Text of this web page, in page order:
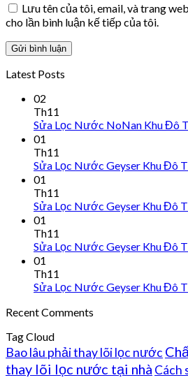
Lưu tên của tôi, email, và trang
cho lần bình luận kế tiếp của tôi.
Latest Posts
02
Th11
Sửa Lọc Nước NoNan Khu Đô
01
Th11
Sửa Lọc Nước Geyser Khu Đô
01
Th11
Sửa Lọc Nước Geyser Khu Đô
01
Th11
Sửa Lọc Nước Geyser Khu Đô
01
Th11
Sửa Lọc Nước Geyser Khu Đô
Recent Comments
Tag Cloud
Bao lâu phải thay lõi lọc nước
thay lõi lọc nước tại nhà Cách